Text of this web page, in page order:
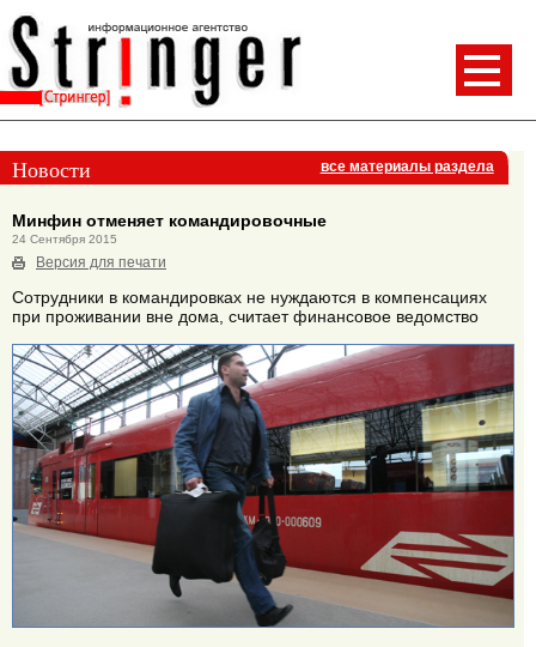
Новости все материалы раздела
Минфин отменяет командировочные
24 Сентября 2015
Версия для печати
Сотрудники в командировках не нуждаются в компенсациях
при проживании вне дома, считает финансовое ведомство